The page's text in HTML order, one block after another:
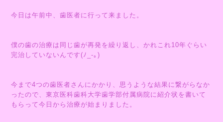
今日は午前中、歯医者に行って来ました。
僕の歯の治療は同じ歯が再発を繰り返し、かれこれ10年ぐらい
完治していないんです(ﾉ_-｡)
今まで4つの歯医者さんにかかり、思うような結果に繋がらなか
ったので、東京医科歯科大学歯学部付属病院に紹介状を書いて
もらって今日から治療が始まりました。